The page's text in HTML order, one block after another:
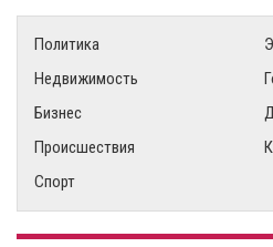
Политика
Недвижимость
Бизнес
Происшествия
Спорт